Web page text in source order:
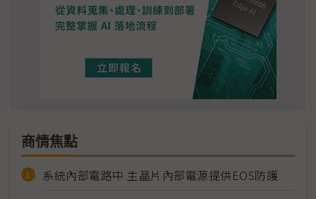
商情焦點
系統內部電路中 主晶片內部電源提供EOS防護